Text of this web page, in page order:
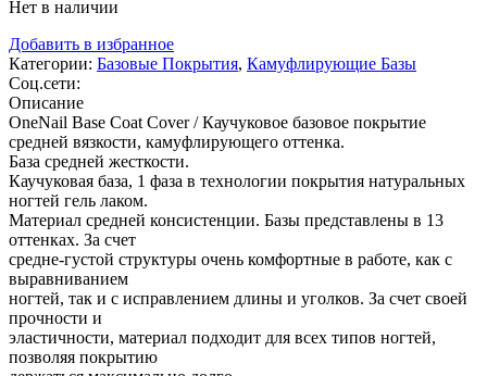
Нет в наличии
Добавить в избранное
Категории: Базовые Покрытия, Камуфлирующие Базы
Соц.сети:
Описание
OneNail Base Coat Cover / Каучуковое базовое покрытие
средней вязкости, камуфлирующего оттенка.
База средней жесткости.
Каучуковая база, 1 фаза в технологии покрытия натуральных
ногтей гель лаком.
Материал средней консистенции. Базы представлены в 13
оттенках. За счет
средне-густой структуры очень комфортные в работе, как с
выравниванием
ногтей, так и с исправлением длины и уголков. За счет своей
прочности и
эластичности, материал подходит для всех типов ногтей,
позволяя покрытию